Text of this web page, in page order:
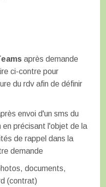
après demande
ci-contre pour
du rdv afin de définir
envoi d'un sms du
en précisant l'objet de la
de rappel dans la
demande
documents,
(contrat)